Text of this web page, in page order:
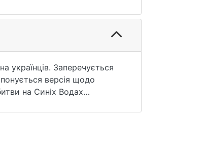
українців. Заперечується
версія щодо
на Синіх Водах